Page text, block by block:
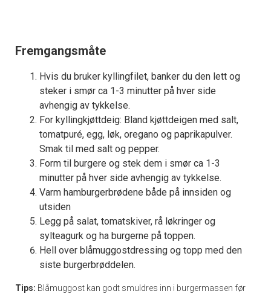
Fremgangsmåte
Hvis du bruker kyllingfilet, banker du den lett og
steker i smør ca 1-3 minutter på hver side
avhengig av tykkelse.
For kyllingkjøttdeig: Bland kjøttdeigen med salt,
tomatpuré, egg, løk, oregano og paprikapulver.
Smak til med salt og pepper.
Form til burgere og stek dem i smør ca 1-3
minutter på hver side avhengig av tykkelse.
Varm hamburgerbrødene både på innsiden og
utsiden
Legg på salat, tomatskiver, rå løkringer og
sylteagurk og ha burgerne på toppen.
Hell over blåmuggostdressing og topp med den
siste burgerbrøddelen.
Tips: Blåmuggost kan godt smuldres inn i burgermassen før